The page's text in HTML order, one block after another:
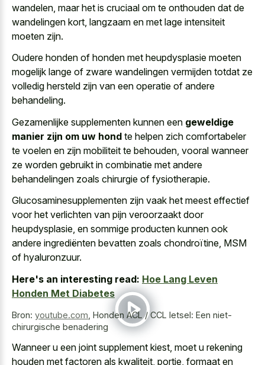
wandelen , maar het is cruciaal om te onthouden dat de
wandelingen kort, langzaam en met lage intensiteit
moeten zijn.
Oudere honden of honden met heupdysplasie moeten
mogelijk lange of zware wandelingen vermijden totdat ze
volledig hersteld zijn van een operatie of andere
behandeling.
Gezamenlijke supplementen kunnen een geweldige
manier zijn om uw hond te helpen zich comfortabeler
te voelen en zijn mobiliteit te behouden, vooral wanneer
ze worden gebruikt in combinatie met andere
behandelingen zoals chirurgie of fysiotherapie.
Glucosaminesupplementen zijn vaak het meest effectief
voor het verlichten van pijn veroorzaakt door
heupdysplasie, en sommige producten kunnen ook
andere ingrediënten bevatten zoals chondroïtine, MSM
of hyaluronzuur.
Here's an interesting read: Hoe Lang Leven
Honden Met Diabetes
Bron: youtube.com Honden ACL / CCL letsel: Een niet-
chirurgische benadering
Wanneer u een joint supplement kiest, moet u rekening
houden met factoren als kwaliteit, portie, formaat en